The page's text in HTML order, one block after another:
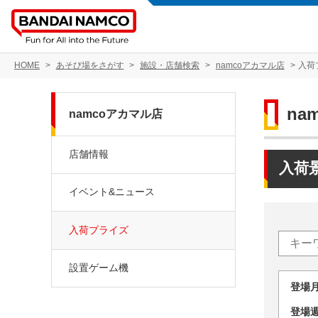
HOME あそび場をさがす 施設・店舗検索 namcoアカマル店 入荷
入荷
登
登
namcoアカマル店
店舗情報
イベント&ニュース
入荷プライズ
設置ゲーム機